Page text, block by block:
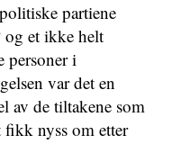
partiene
et ikke helt
personer i
var det en
av de tiltakene som
fikk nyss om etter